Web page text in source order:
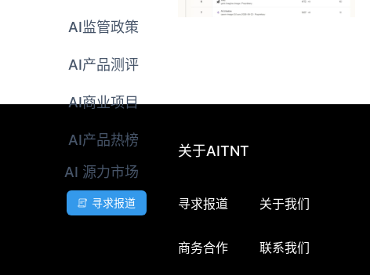
AI监管政策
AI产品测评
AI商业项目
AI产品热榜
AI 源力市场
寻求报道
关于AITNT
寻求报道 关于我们
商务合作 联系我们